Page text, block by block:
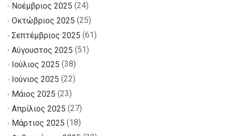
Νοέμβριος 2025 (24)
Οκτώβριος 2025 (25)
Σεπτέμβριος 2025 (61)
Αύγουστος 2025 (51)
Ιούλιος 2025 (38)
Ιούνιος 2025 (22)
Μάιος 2025 (23)
Απρίλιος 2025 (27)
Μάρτιος 2025 (18)